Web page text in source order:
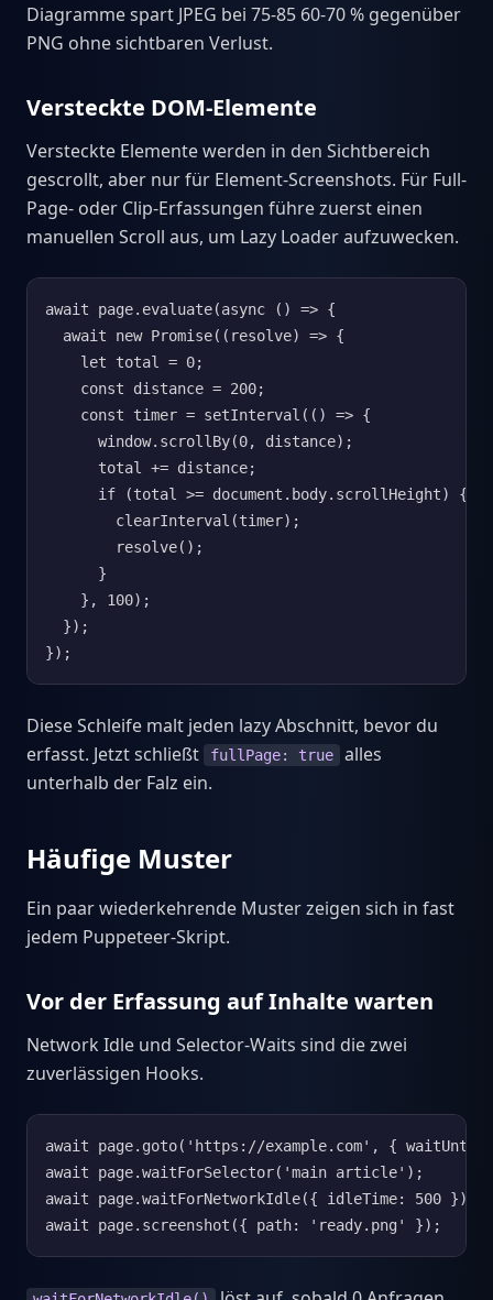
Diagramme spart JPEG bei 75-85 60-70 % gegenüber
PNG ohne sichtbaren Verlust.
Versteckte DOM-Elemente
Versteckte Elemente werden in den Sichtbereich
gescrollt, aber nur für Element-Screenshots. Für Full-
Page- oder Clip-Erfassungen führe zuerst einen
manuellen Scroll aus, um Lazy Loader aufzuwecken.
await page.evaluate(async () => {
  await new Promise((resolve) => {
    let total = 0;
    const distance = 200;
    const timer = setInterval(() => {
      window.scrollBy(0, distance);
      total += distance;
      if (total >= document.body.scrollHeight) {
        clearInterval(timer);
        resolve();
      }
    }, 100);
  });
});
Diese Schleife malt jeden lazy Abschnitt, bevor du
erfasst. Jetzt schließt
fullPage: true
alles
unterhalb der Falz ein.
Häufige Muster
Ein paar wiederkehrende Muster zeigen sich in fast
jedem Puppeteer-Skript.
Vor der Erfassung auf Inhalte warten
Network Idle und Selector-Waits sind die zwei
zuverlässigen Hooks.
await page.goto('https://example.com', {
await page.waitForSelector('main article');
await page.waitForNetworkIdle({ idleTime: 500 });
await page.screenshot({ path: 'ready.png' });